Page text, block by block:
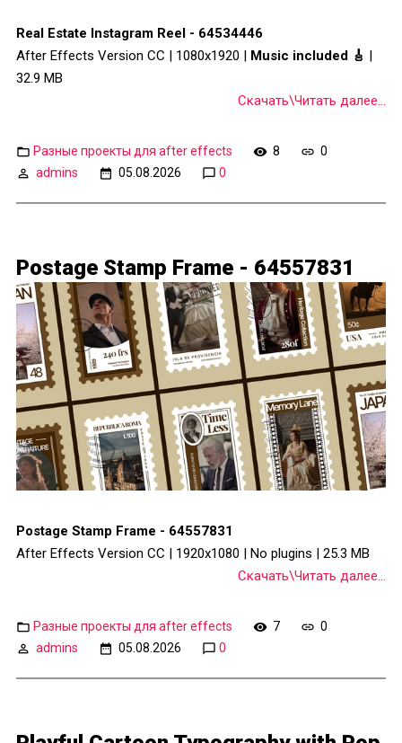
Real Estate Instagram Reel - 64534446
After Effects Version CC | 1080x1920 | Music included 🎸 |
32.9 MB
Скачать\Читать далее...
Разные проекты для after effects 8
0
admins
05.08.2026 0
Postage Stamp Frame - 64557831
Postage Stamp Frame - 64557831
After Effects Version CC | 1920x1080 | No plugins | 25.3 MB
Скачать\Читать далее...
Разные проекты для after effects 7
0
admins
05.08.2026 0